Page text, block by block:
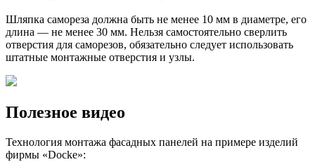
Шляпка самореза должна быть не менее 10 мм в диаметре, его
длина — не менее 30 мм. Нельзя самостоятельно сверлить
отверстия для саморезов, обязательно следует использовать
штатные монтажные отверстия и узлы.
Полезное видео
Технология монтажа фасадных панелей на примере изделий
фирмы «Docke»: